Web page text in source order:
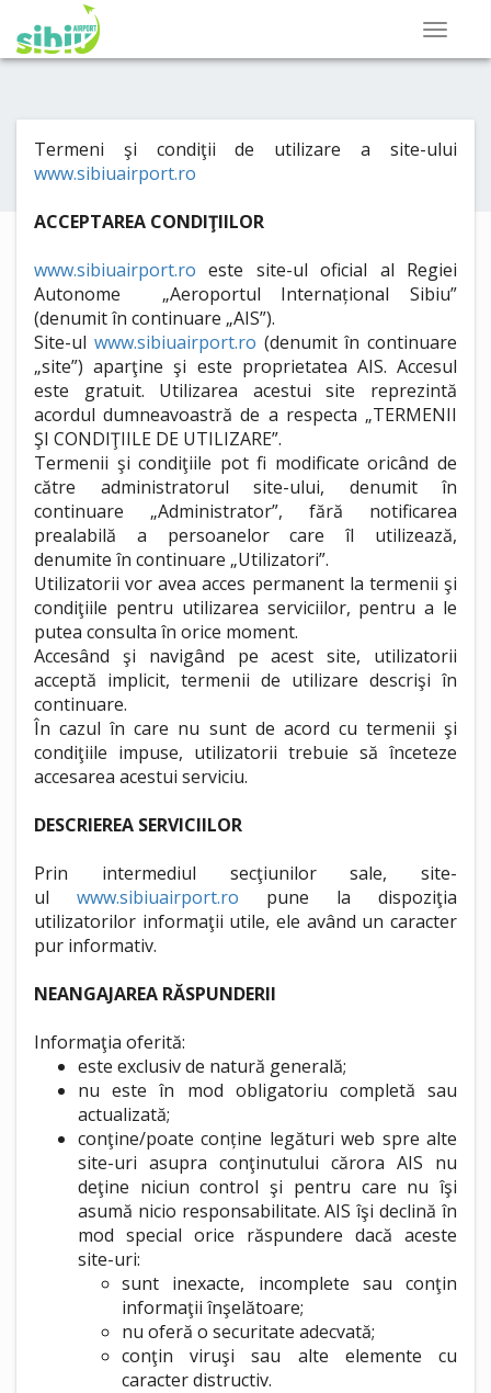
Termeni şi condiţii de utilizare a site-ului
www.sibiuairport.ro
ACCEPTAREA CONDIŢIILOR
www.sibiuairport.ro este site-ul oficial al Regiei
Autonome „Aeroportul Internațional Sibiu”
(denumit în continuare „AIS”).
Site-ul www.sibiuairport.ro (denumit în continuare
„site”) aparţine şi este proprietatea AIS. Accesul
este gratuit. Utilizarea acestui site reprezintă
acordul dumneavoastră de a respecta „TERMENII
ŞI CONDIŢIILE DE UTILIZARE”.
Termenii şi condiţiile pot fi modificate oricând de
către administratorul site-ului, denumit în
continuare „Administrator”, fără notificarea
prealabilă a persoanelor care îl utilizează,
denumite în continuare „Utilizatori”.
Utilizatorii vor avea acces permanent la termenii şi
condiţiile pentru utilizarea serviciilor, pentru a le
putea consulta în orice moment.
Accesând şi navigând pe acest site, utilizatorii
acceptă implicit, termenii de utilizare descrişi în
continuare.
În cazul în care nu sunt de acord cu termenii şi
condiţiile impuse, utilizatorii trebuie să înceteze
accesarea acestui serviciu.
DESCRIEREA SERVICIILOR
Prin intermediul secţiunilor sale, site-
ul www.sibiuairport.ro pune la dispoziţia
utilizatorilor informaţii utile, ele având un caracter
pur informativ.
NEANGAJAREA RĂSPUNDERII
Informaţia oferită:
este exclusiv de natură generală;
nu este în mod obligatoriu completă sau
actualizată;
conţine/poate conține legături web spre alte
site-uri asupra conţinutului cărora AIS nu
deţine niciun control şi pentru care nu îşi
asumă nicio responsabilitate. AIS îşi declină în
mod special orice răspundere dacă aceste
site-uri:
sunt inexacte, incomplete sau conţin
informaţii înşelătoare;
nu oferă o securitate adecvată;
conţin viruşi sau alte elemente cu
caracter distructiv.